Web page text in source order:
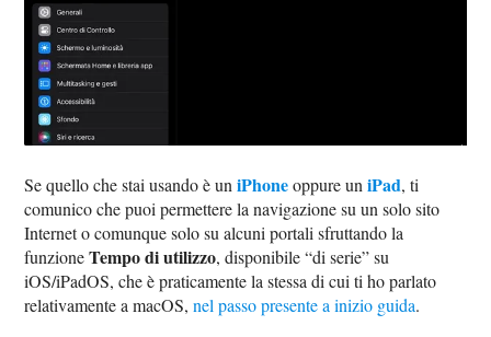
Se quello che stai usando è uniPhoneoppure uniPad, ti
comunico che puoi permettere la navigazione su un solo sito
Internet o comunque solo su alcuni portali sfruttando la
funzioneTempo di utilizzo, disponibile “di serie” su
iOS/iPadOS, che è praticamente la stessa di cui ti ho parlato
relativamente a macOS,nel passo presente a inizio guida.